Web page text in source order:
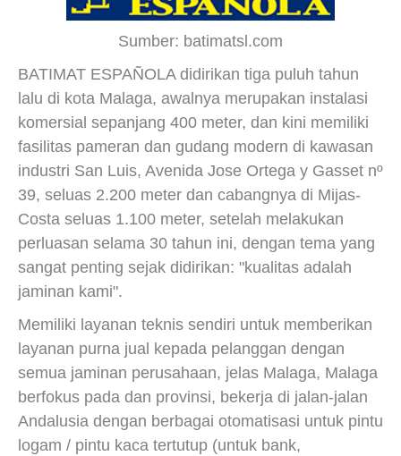
Sumber: batimatsl.com
BATIMAT ESPAÑOLA didirikan tiga puluh tahun
lalu di kota Malaga, awalnya merupakan instalasi
komersial sepanjang 400 meter, dan kini memiliki
fasilitas pameran dan gudang modern di kawasan
industri San Luis, Avenida Jose Ortega y Gasset nº
39, seluas 2.200 meter dan cabangnya di Mijas-
Costa seluas 1.100 meter, setelah melakukan
perluasan selama 30 tahun ini, dengan tema yang
sangat penting sejak didirikan: "kualitas adalah
jaminan kami".
Memiliki layanan teknis sendiri untuk memberikan
layanan purna jual kepada pelanggan dengan
semua jaminan perusahaan, jelas Malaga, Malaga
berfokus pada dan provinsi, bekerja di jalan-jalan
Andalusia dengan berbagai otomatisasi untuk pintu
logam / pintu kaca tertutup (untuk bank,